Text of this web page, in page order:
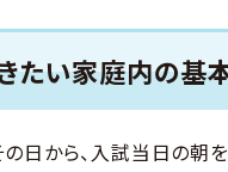
たい家庭内の基
日から、入試当日の朝を